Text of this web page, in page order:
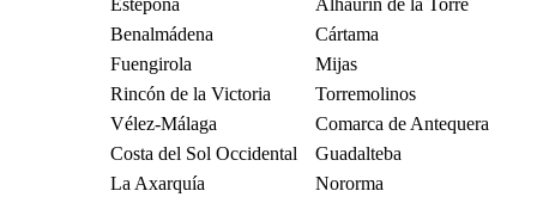
Estepona
Alhaurín de la Torre
Benalmádena
Cártama
Fuengirola
Mijas
Rincón de la Victoria
Torremolinos
Vélez-Málaga
Comarca de Antequera
Costa del Sol Occidental
Guadalteba
La Axarquía
Nororma